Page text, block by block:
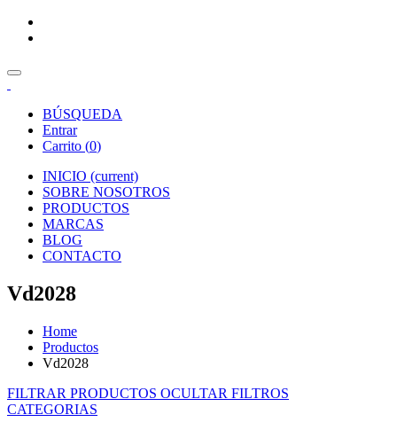
BÚSQUEDA
Entrar
Carrito (0)
INICIO (current)
SOBRE NOSOTROS
PRODUCTOS
MARCAS
BLOG
CONTACTO
Vd2028
Home
Productos
Vd2028
FILTRAR PRODUCTOS OCULTAR FILTROS
CATEGORIAS